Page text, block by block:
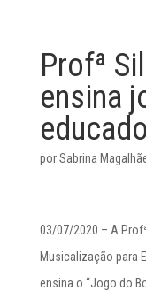
Profª
ensina
porSabrina
03/07/2020 – A
Musicalização para
ensina o “Jogo do